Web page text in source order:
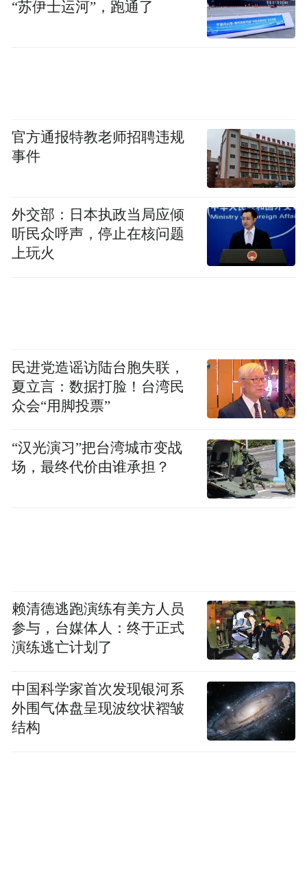
“苏伊士运河”，跑通了
官方通报特教老师招聘违规
事件
外交部：日本执政当局应倾
听民众呼声，停止在核问题
上玩火
民进党造谣访陆台胞失联，
夏立言：数据打脸！台湾民
众会“用脚投票”
“汉光演习”把台湾城市变战
场，最终代价由谁承担？
赖清德逃跑演练有美方人员
参与，台媒体人：终于正式
演练逃亡计划了
中国科学家首次发现银河系
外围气体盘呈现波纹状褶皱
结构